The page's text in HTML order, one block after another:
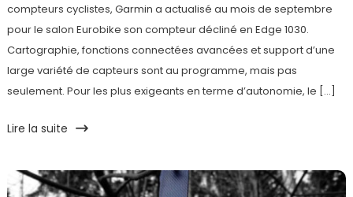
compteurs cyclistes, Garmin a actualisé au mois de septembre
pour le salon Eurobike son compteur décliné en Edge 1030.
Cartographie, fonctions connectées avancées et support d’une
large variété de capteurs sont au programme, mais pas
seulement. Pour les plus exigeants en terme d’autonomie, le […]
Lire la suite